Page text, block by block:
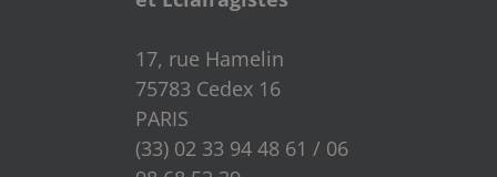
17, rue Hamelin
75783 Cedex 16
PARIS
(33) 02 33 94 48 61 / 06